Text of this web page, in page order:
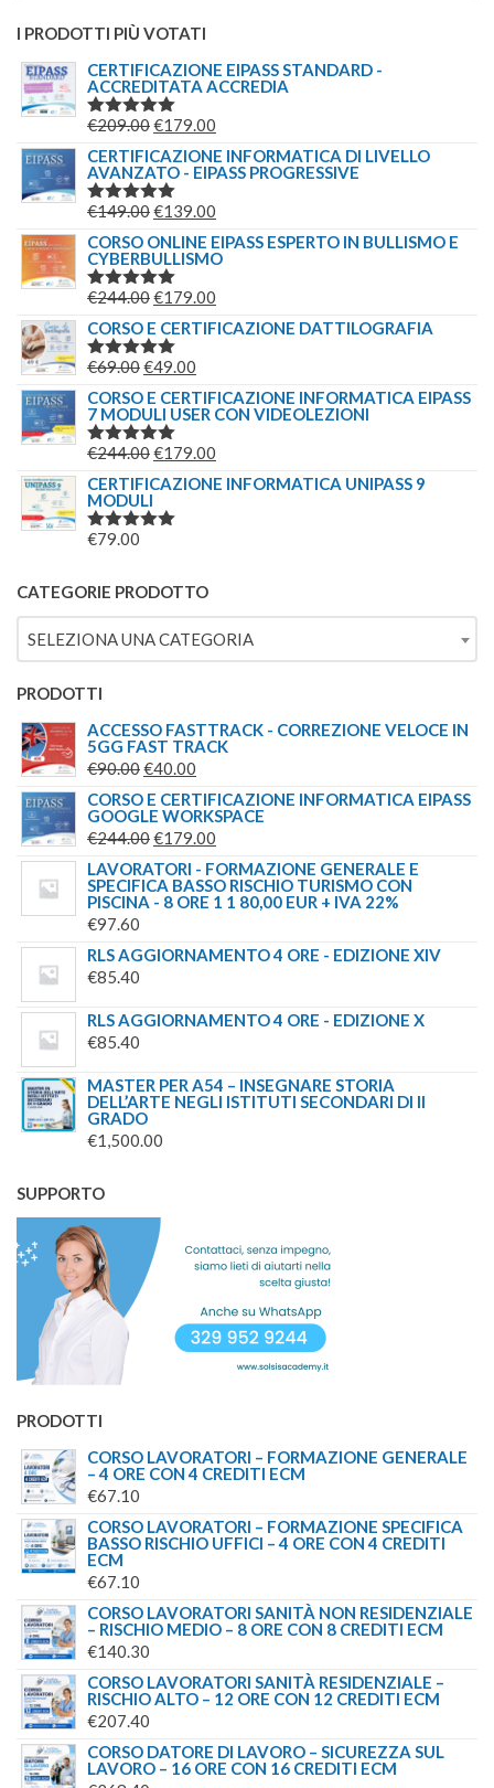
I PRODOTTI PIÙ VOTATI
CERTIFICAZIONE EIPASS STANDARD -
ACCREDITATA ACCREDIA
VALUTATO
€209.00IL
PREZZO
ORIGINALE
ERA:
€179.00
PREZZO
ATTUALE
CERTIFICAZIONE INFORMATICA DI LIVELLO
AVANZATO - EIPASS PROGRESSIVE
VALUTATO
€149.00IL
PREZZO
ORIGINALE
ERA:
€139.00
PREZZO
ATTUALE
CORSO ONLINE EIPASS ESPERTO IN BULLISMO E
CYBERBULLISMO
VALUTATO
€244.00IL
PREZZO
ORIGINALE
ERA:
€244.00.
€179.00
PREZZO
€179.00.
CORSO E CERTIFICAZIONE DATTILOGRAFIA
VALUTATO
€69.00IL
PREZZO
ORIGINALE
ERA:
€49.00
PREZZO
ATTUALE
È:
CORSO E CERTIFICAZIONE INFORMATICA EIPASS
7 MODULI USER CON VIDEOLEZIONI
VALUTATO
€244.00IL
PREZZO
ERA:
€179.00
PREZZO
CERTIFICAZIONE INFORMATICA UNIPASS 9
MODULI
VALUTATO
€79.00
CATEGORIE PRODOTTO
SELEZIONA UNA CATEGORIA
PRODOTTI
ACCESSO FASTTRACK - CORREZIONE VELOCE IN
5GG FAST TRACK
€90.00IL
PREZZO
ORIGINALE
ERA:
€90.00.
€40.00
PREZZO
ATTUALE
È:
€40.00.
CORSO E CERTIFICAZIONE INFORMATICA EIPASS
GOOGLE WORKSPACE
€244.00IL
PREZZO
ORIGINALE
€179.00
PREZZO
ATTUALE
LAVORATORI - FORMAZIONE GENERALE E
SPECIFICA BASSO RISCHIO TURISMO CON
PISCINA - 8 ORE 1 1 80,00 EUR + IVA 22%
€97.60
RLS AGGIORNAMENTO 4 ORE - EDIZIONE XIV
€85.40
RLS AGGIORNAMENTO 4 ORE - EDIZIONE X
€85.40
MASTER PER A54 – INSEGNARE STORIA
DELL’ARTE NEGLI ISTITUTI SECONDARI DI II
GRADO
€1,500.00
SUPPORTO
PRODOTTI
CORSO LAVORATORI – FORMAZIONE GENERALE
– 4 ORE CON 4 CREDITI ECM
€67.10
CORSO LAVORATORI – FORMAZIONE SPECIFICA
BASSO RISCHIO UFFICI – 4 ORE CON 4 CREDITI
ECM
€67.10
CORSO LAVORATORI SANITÀ NON RESIDENZIALE
– RISCHIO MEDIO – 8 ORE CON 8 CREDITI ECM
€140.30
CORSO LAVORATORI SANITÀ RESIDENZIALE –
RISCHIO ALTO – 12 ORE CON 12 CREDITI ECM
€207.40
CORSO DATORE DI LAVORO – SICUREZZA SUL
LAVORO – 16 ORE CON 16 CREDITI ECM